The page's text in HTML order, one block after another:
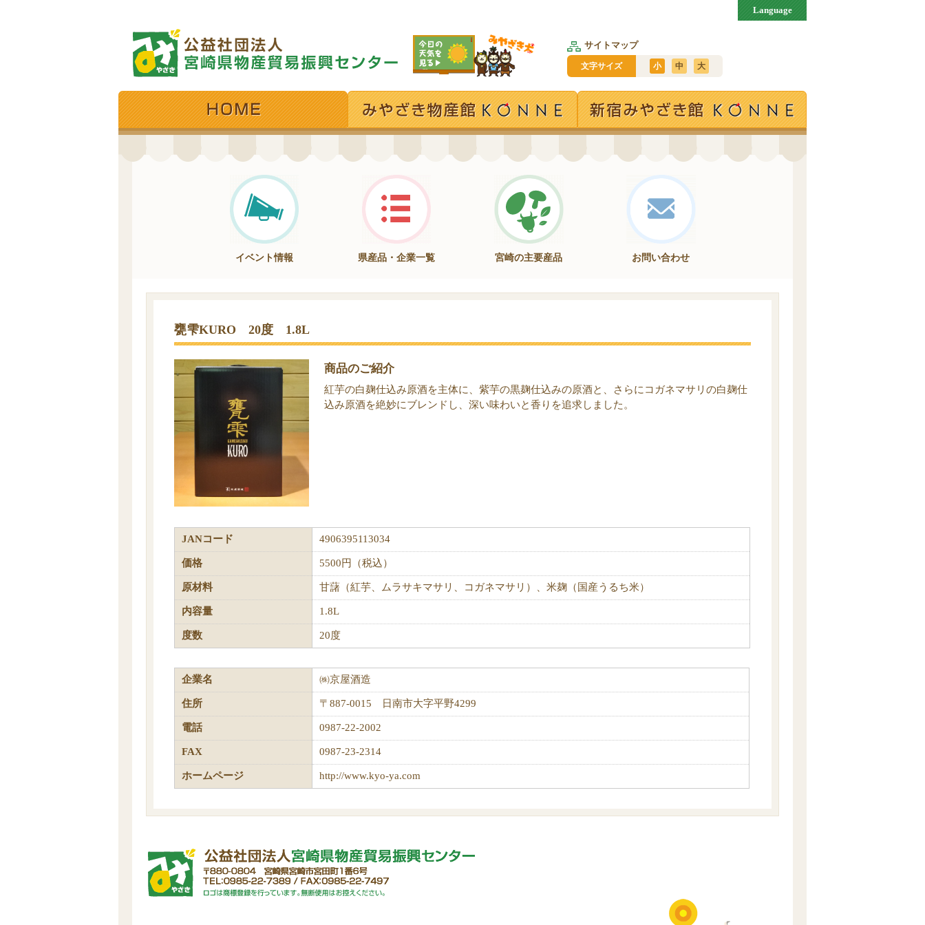
サイトマップ
文字サイズ 小 中 大
Language
イベント情報 県産品・企業一覧 宮崎の主要産品 お問い合わせ
甕雫KURO 20度 1.8L
商品のご紹介
紅芋の白麹仕込み原酒を主体に、紫芋の黒麹仕込みの原酒と、さらにコガネマサリの白麹仕
込み原酒を絶妙にブレンドし、深い味わいと香りを追求しました。
JANコード 4906395113034
価格 5500円（税込）
原材料 甘藷（紅芋、ムラサキマサリ、コガネマサリ）、米麹（国産うるち米）
内容量 1.8L
度数 20度
企業名 ㈱京屋酒造
住所 〒887-0015 日南市大字平野4299
電話 0987-22-2002
FAX 0987-23-2314
ホームページ http://www.kyo-ya.com